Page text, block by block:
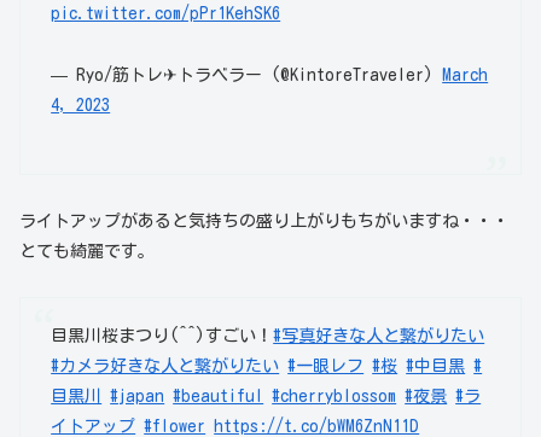
pic.twitter.com/pPr1KehSK6
— Ryo/筋トレ✈︎トラベラー (@KintoreTraveler)March
4, 2023
ライトアップがあると気持ちの盛り上がりもちがいますね・・・
とても綺麗です。
目黒川桜まつり(^^)すごい！#写真好きな人と繋がりたい
#カメラ好きな人と繋がりたい #一眼レフ #桜 #中目黒 #
目黒川
#japan #beautiful #cherryblossom #夜景 #ラ
イトアップ #flower
https://t.co/bWM6ZnN11D